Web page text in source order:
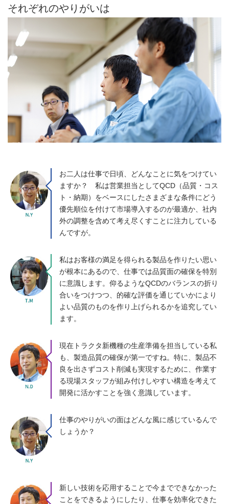
それぞれのやりがいは
お二人は仕事で日頃、どんなことに気をつけてい
ますか？ 私は営業担当としてQCD（品質・コス
ト・納期）をベースにしたさまざまな条件にどう
優先順位を付けて市場導入するのが最適か、社内
外の調整を含めて考え尽くすことに注力している
んですが。
私はお客様の満足を得られる製品を作りたい思い
が根本にあるので、仕事では品質面の確保を特別
に意識します。仰るようなQCDのバランスの折り
合いをつけつつ、的確な評価を通じていかにより
よい品質のものを作り上げられるかを追究してい
ます。
現在トラクタ新機種の生産準備を担当している私
も、製造品質の確保が第一ですね。特に、製品不
良を出さずコスト削減も実現するために、作業す
る現場スタッフが組み付けしやすい構造を考えて
開発に活かすことを強く意識しています。
仕事のやりがいの面はどんな風に感じているんで
しょうか？
新しい技術を応用することで今までできなかった
ことをできるようにしたり、仕事を効率化できた